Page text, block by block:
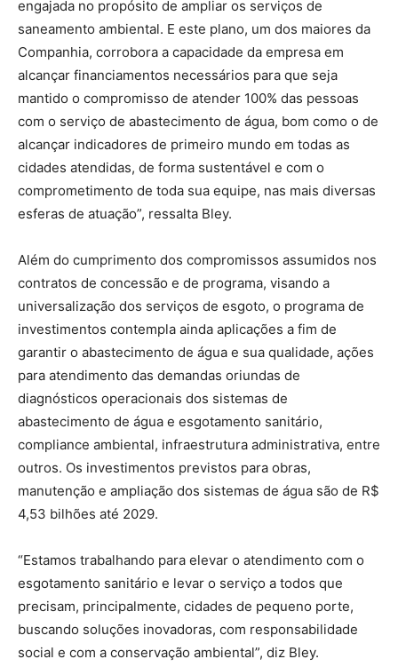
engajada no propósito de ampliar os serviços de
saneamento ambiental. E este plano, um dos maiores da
Companhia, corrobora a capacidade da empresa em
alcançar financiamentos necessários para que seja
mantido o compromisso de atender 100% das pessoas
com o serviço de abastecimento de água, bom como o de
alcançar indicadores de primeiro mundo em todas as
cidades atendidas, de forma sustentável e com o
comprometimento de toda sua equipe, nas mais diversas
esferas de atuação”, ressalta Bley.
Além do cumprimento dos compromissos assumidos nos
contratos de concessão e de programa, visando a
universalização dos serviços de esgoto, o programa de
investimentos contempla ainda aplicações a fim de
garantir o abastecimento de água e sua qualidade, ações
para atendimento das demandas oriundas de
diagnósticos operacionais dos sistemas de
abastecimento de água e esgotamento sanitário,
compliance ambiental, infraestrutura administrativa, entre
outros. Os investimentos previstos para obras,
manutenção e ampliação dos sistemas de água são de R$
4,53 bilhões até 2029.
“Estamos trabalhando para elevar o atendimento com o
esgotamento sanitário e levar o serviço a todos que
precisam, principalmente, cidades de pequeno porte,
buscando soluções inovadoras, com responsabilidade
social e com a conservação ambiental”, diz Bley.